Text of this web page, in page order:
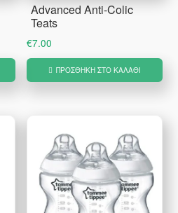
Advanced Anti-Colic
Teats
€7.00
ΠΡΟΣΘΉΚΗ ΣΤΟ ΚΑΛΆΘΙ